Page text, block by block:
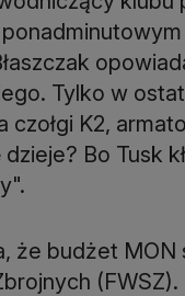
Tylko w
czołgi K2,
Bo Tusk
że budżet MON